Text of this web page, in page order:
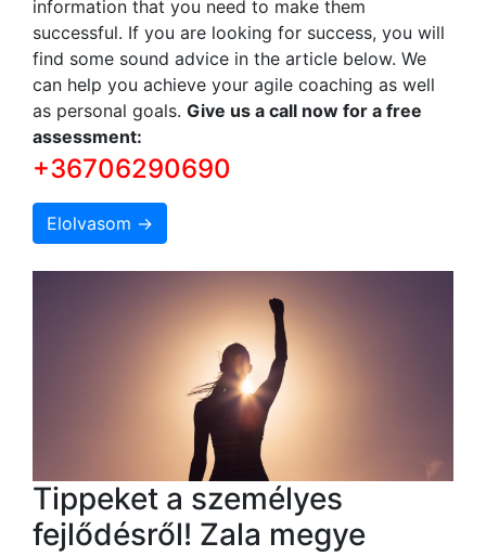
information that you need to make them
successful. If you are looking for success, you will
find some sound advice in the article below. We
can help you achieve your agile coaching as well
as personal goals. Give us a call now for a free
assessment:
+36706290690
Elolvasom →
Tippeket a személyes
fejlődésről! Zala megye